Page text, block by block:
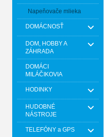
Napeňovače mlieka
DOMÁCNOSŤ
DOM, HOBBY A
ZÁHRADA
DOMÁCI
MILÁČIKOVIA
HODINKY
HUDOBNÉ
NÁSTROJE
TELEFÓNY a GPS